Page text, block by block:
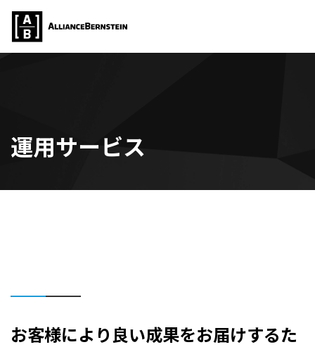
運用サービス
お客様により良い成果をお届けするた